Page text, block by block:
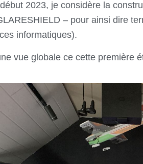
2023, je considère la
– pour ainsi dire
informatiques).
vue globale ce cette première